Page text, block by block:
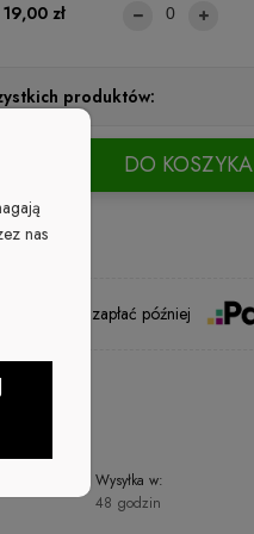
19,00 zł
produktów:
DO KOSZYKA
Kup i zapłać później
Wysyłka w:
48 godzin
nas